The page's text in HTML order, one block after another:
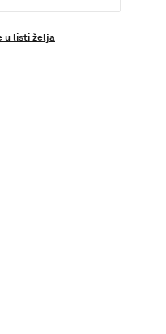
u listi želja